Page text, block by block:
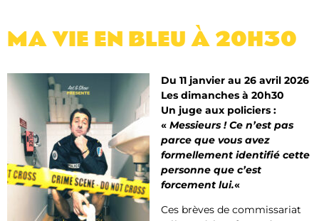
MA VIE EN BLEU​ À 20H30
Du 11 janvier au 26 avril 2026
Les dimanches à 20h30
Un juge aux policiers :
« Messieurs ! Ce n’est pas
parce que vous avez
formellement identifié cette
personne que c’est
forcement lui.«
Ces brèves de commissariat